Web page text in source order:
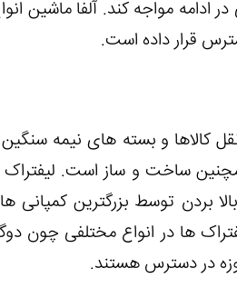
ادامه مواجه کند. آلفا ماشین
قرار داده است.
کالاها و بسته های نیمه
ساخت و ساز است.
بردن توسط بزرگترین کمپانی
ها در انواع مختلفی چون
در دسترس هستند.